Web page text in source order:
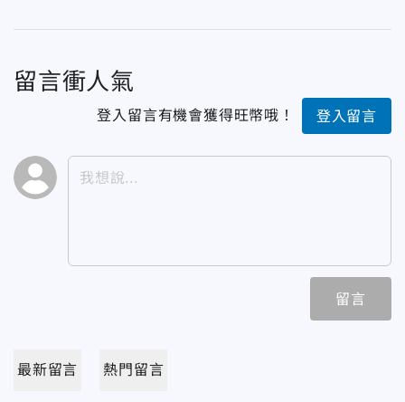
留言衝人氣
登入留言有機會獲得旺幣哦！ 登入留言
留言
最新留言 熱門留言